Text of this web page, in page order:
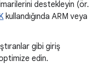
destekleyin (ör.
kullandığında ARM veya
gibi giriş
edin.